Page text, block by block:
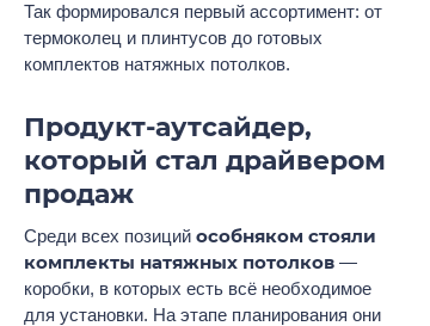
Так формировался первый ассортимент: от
термоколец и плинтусов до готовых
комплектов натяжных потолков.
Продукт-аутсайдер,
который стал драйвером
продаж
Среди всех позиций особняком стояли
комплекты натяжных потолков —
коробки, в которых есть всё необходимое
для установки. На этапе планирования они